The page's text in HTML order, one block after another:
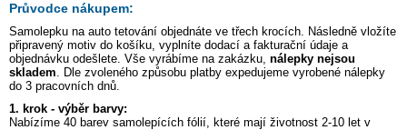
Průvodce nákupem:
Samolepku na auto tetování objednáte ve třech krocích. Následně vložíte
připravený motiv do košíku, vyplníte dodací a fakturační údaje a
objednávku odešlete. Vše vyrábíme na zakázku, nálepky nejsou
skladem. Dle zvoleného způsobu platby expedujeme vyrobené nálepky
do 3 pracovních dnů.
1. krok - výběr barvy:
Nabízíme 40 barev samolepících fólií, které mají životnost 2-10 let v